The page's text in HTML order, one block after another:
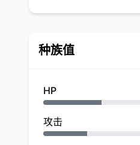
种族值
HP
攻击